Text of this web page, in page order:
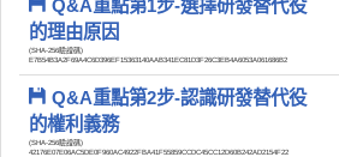
Q&A重點第1步-選擇研發替代役
的理由原因
(SHA-256驗證碼)
E7B54B3A2F69A4C6D396EF15363140AAB341EC81D3F26C3EB4A6053A061686B2
Q&A重點第2步-認識研發替代役
的權利義務
(SHA-256驗證碼)
42176E07E06AC5DE0F960AC4922FBA41F55859CCDC45CC12D60B242AD2154F22